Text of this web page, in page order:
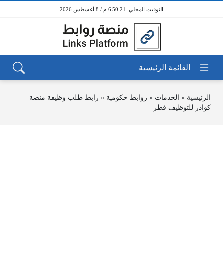
6:50:21 م / 8 أغسطس 2026
الرئيسية » الخدمات » روابط حكومية » رابط طلب وظيفة منصة
كوادر للتوظيف قطر